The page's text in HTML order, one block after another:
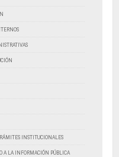
INSTITUCIONALES
A LA INFORMACIÓN PÚBLICA